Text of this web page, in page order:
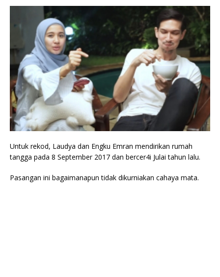
Untuk rekod, Laudya dan Engku Emran mendirikan rumah
tangga pada 8 September 2017 dan bercer4i Julai tahun lalu.
Pasangan ini bagaimanapun tidak dikurniakan cahaya mata.